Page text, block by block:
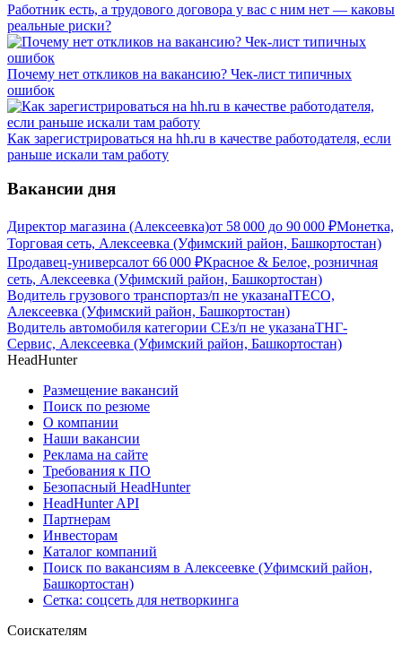
Работник есть, а трудового договора у вас с ним нет — каковы
реальные риски?
Почему нет откликов на вакансию? Чек-лист типичных
ошибок
Как зарегистрироваться на hh.ru в качестве работодателя, если
раньше искали там работу
Вакансии дня
Директор магазина (Алексеевка)от 58 000 до 90 000 ₽Монетка,
Торговая сеть, Алексеевка (Уфимский район, Башкортостан)
Продавец-универсалот 66 000 ₽Красное & Белое, розничная
сеть, Алексеевка (Уфимский район, Башкортостан)
Водитель грузового транспортаз/п не указанаITECO,
Алексеевка (Уфимский район, Башкортостан)
Водитель автомобиля категории CЕз/п не указанаТНГ-
Сервис, Алексеевка (Уфимский район, Башкортостан)
HeadHunter
Размещение вакансий
Поиск по резюме
О компании
Наши вакансии
Реклама на сайте
Требования к ПО
Безопасный HeadHunter
HeadHunter API
Партнерам
Инвесторам
Каталог компаний
Поиск по вакансиям в Алексеевке (Уфимский район,
Башкортостан)
Сетка: соцсеть для нетворкинга
Соискателям